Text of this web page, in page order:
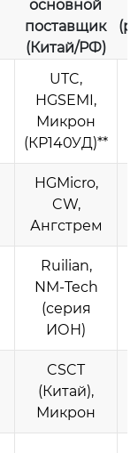
основной
поставщик
(Китай/РФ)
UTC,
HGSEMI,
Микрон
(КР140УД)**
HGMicro,
CW,
Ангстрем
Ruilian,
NМ-Tech
(серия
ИОН)
CSCT
(Китай),
Микрон